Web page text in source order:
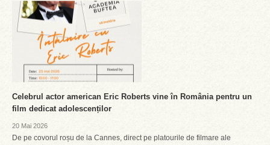
Celebrul actor american Eric Roberts vine în România pentru un
film dedicat adolescenților
20 Mai 2026
De pe covorul roșu de la Cannes, direct pe platourile de filmare ale